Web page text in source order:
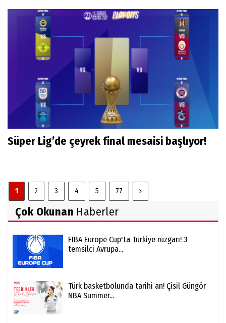
Süper Lig’de çeyrek final mesaisi başlıyor!
1 2 3 4 5 77
Çok Okunan Haberler
FIBA Europe Cup'ta Türkiye rüzgarı! 3
temsilci Avrupa...
Türk basketbolunda tarihi an! Çisil Güngör
NBA Summer...